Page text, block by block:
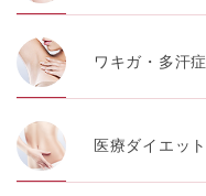
ワキガ・多汗症
医療ダイエット